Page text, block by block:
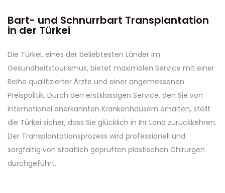
Bart- und Schnurrbart Transplantation
in der Türkei
Die Türkei, eines der beliebtesten Länder im
Gesundheitstourismus, bietet maximalen Service mit einer
Reihe qualifizierter Ärzte und einer angemessenen
Preispolitik. Durch den erstklassigen Service, den Sie von
international anerkannten Krankenhäusern erhalten, stellt
die Türkei sicher, dass Sie glücklich in Ihr Land zurückkehren.
Der Transplantationsprozess wird professionell und
sorgfältig von staatlich geprüften plastischen Chirurgen
durchgeführt.